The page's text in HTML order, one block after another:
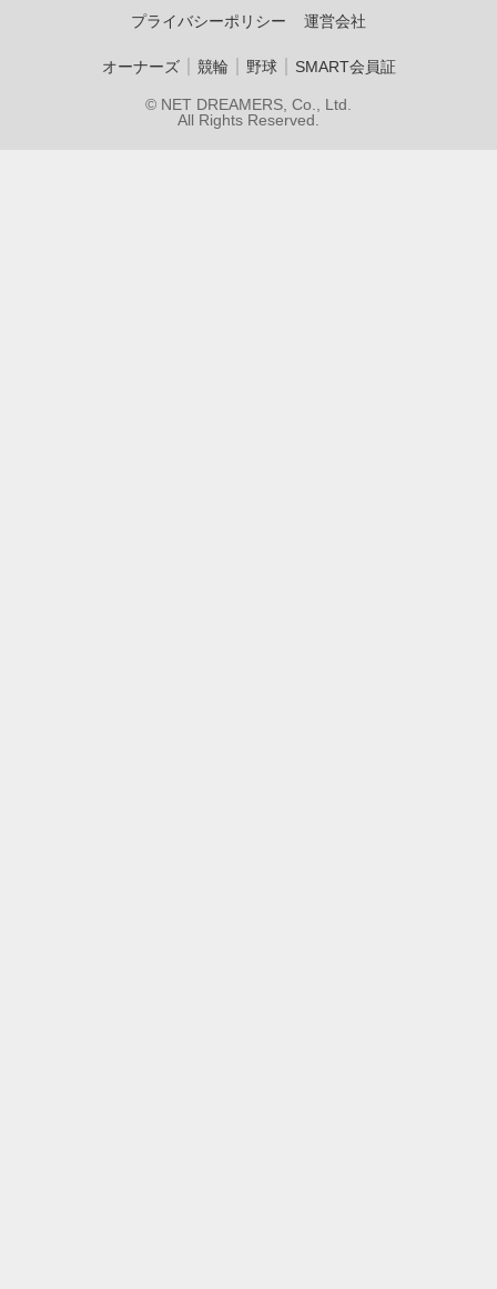
プライバシーポリシー
運営会社
オーナーズ｜ 競輪 野球｜ SMART会員証
© NET DREAMERS, Co., Ltd.
All Rights Reserved.